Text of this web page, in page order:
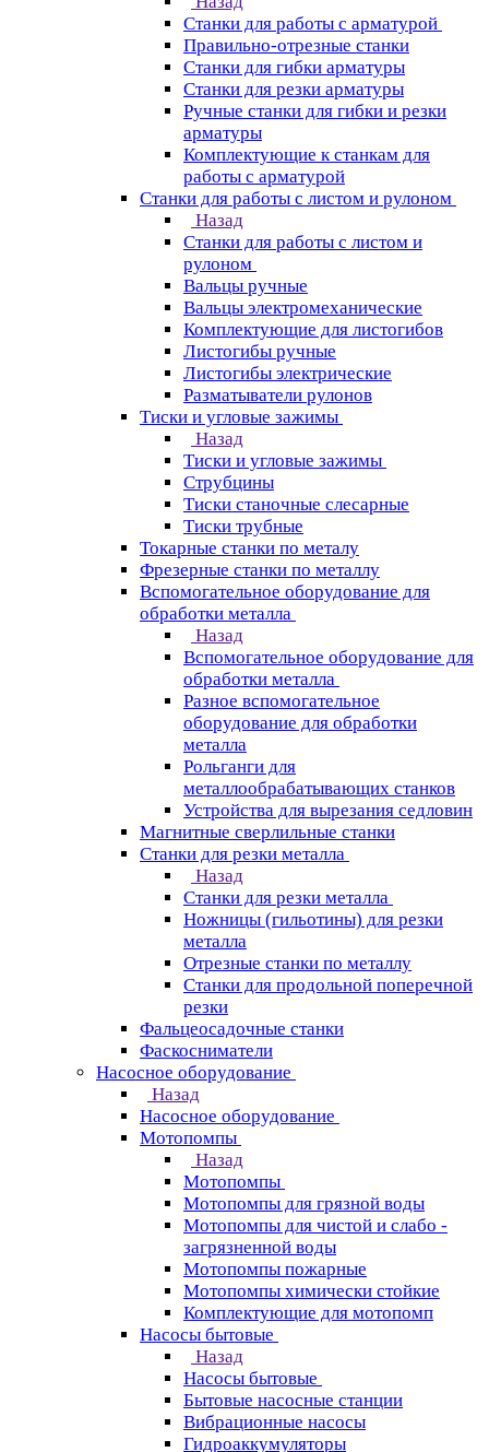
Станки для работы с арматурой
Правильно-отрезные станки
Станки для гибки арматуры
Станки для резки арматуры
Ручные станки для гибки и резки
арматуры
Комплектующие к станкам для
работы с арматурой
Станки для работы с листом и рулоном
Назад
Станки для работы с листом и
рулоном
Вальцы ручные
Вальцы электромеханические
Комплектующие для листогибов
Листогибы ручные
Листогибы электрические
Разматыватели рулонов
Тиски и угловые зажимы
Назад
Тиски и угловые зажимы
Струбцины
Тиски станочные слесарные
Тиски трубные
Токарные станки по металу
Фрезерные станки по металлу
Вспомогательное оборудование для
обработки металла
Назад
Вспомогательное оборудование для
обработки металла
Разное вспомогательное
оборудование для обработки
металла
Рольганги для
металлообрабатывающих станков
Устройства для вырезания седловин
Магнитные сверлильные станки
Станки для резки металла
Назад
Станки для резки металла
Ножницы (гильотины) для резки
металла
Отрезные станки по металлу
Станки для продольной поперечной
резки
Фальцеосадочные станки
Фаскосниматели
Насосное оборудование
Назад
Насосное оборудование
Мотопомпы
Назад
Мотопомпы
Мотопомпы для грязной воды
Мотопомпы для чистой и слабо -
загрязненной воды
Мотопомпы пожарные
Мотопомпы химически стойкие
Комплектующие для мотопомп
Насосы бытовые
Назад
Насосы бытовые
Бытовые насосные станции
Вибрационные насосы
Гидроаккумуляторы